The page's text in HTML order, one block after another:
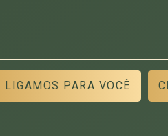
LIGAMOS PARA VOCÊ